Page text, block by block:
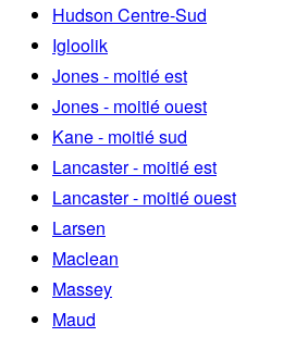
Hudson Centre-Sud
Igloolik
Jones - moitié est
Jones - moitié ouest
Kane - moitié sud
Lancaster - moitié est
Lancaster - moitié ouest
Larsen
Maclean
Massey
Maud